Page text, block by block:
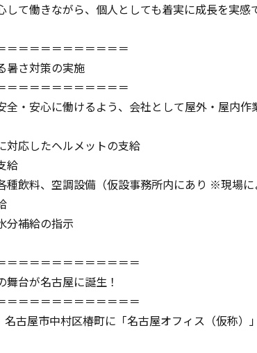
して働きながら、個人としても着実に成長を実感
＝＝＝＝＝＝＝＝＝＝＝
暑さ対策の実施
＝＝＝＝＝＝＝＝＝＝＝
全・安心に働けるよう、会社として屋外・屋内作
対応したヘルメットの支給
給
種飲料、空調設備（仮設事務所内にあり ※現場に
分補給の指示
＝＝＝＝＝＝＝＝＝＝＝＝
舞台が名古屋に誕生！
＝＝＝＝＝＝＝＝＝＝＝＝
古屋市中村区椿町に「名古屋オフィス（仮称）